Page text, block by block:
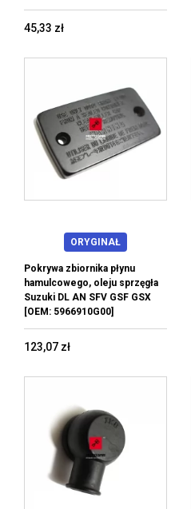
45,33 zł
ORYGINAŁ
Pokrywa zbiornika płynu
hamulcowego, oleju sprzęgła
Suzuki DL AN SFV GSF GSX
[OEM: 5966910G00]
123,07 zł